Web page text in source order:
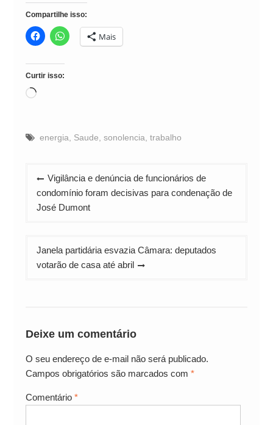
Compartilhe isso:
Mais
Curtir isso:
Carregando...
energia, Saude, sonolencia, trabalho
Navegação
de
Post
Vigilância e denúncia de funcionários de
condomínio foram decisivas para condenação de
José Dumont
Janela partidária esvazia Câmara: deputados
votarão de casa até abril
Deixe um comentário
O seu endereço de e-mail não será publicado.
Campos obrigatórios são marcados com *
Comentário *